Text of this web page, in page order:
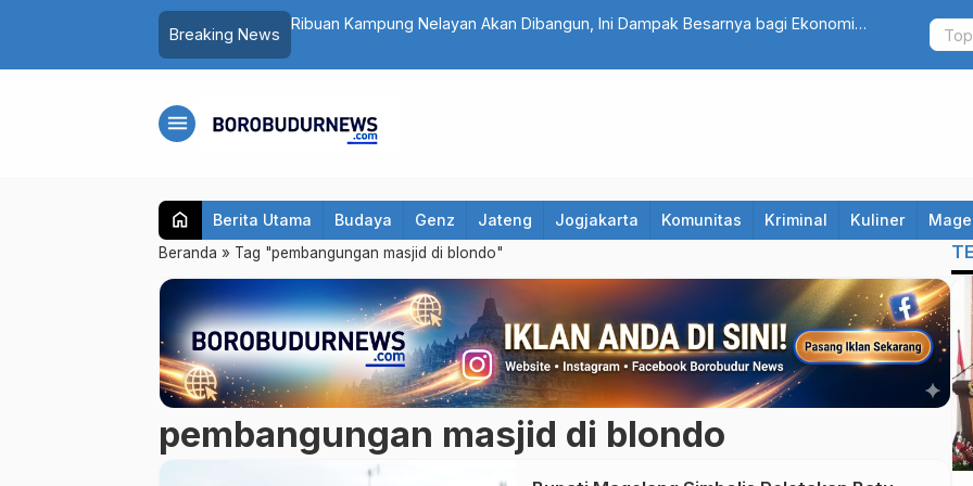
Breaking News
Bank Magelang Transformasi Jadi Perseroda, Perkuat Tata Kelola dan Layanan
Siaga
di
menu
home Berita Utama Budaya Genz Jateng Jogjakarta Komunitas Kriminal Kuliner
Beranda » Tag "pembangungan masjid di blondo"
pembangungan masjid di blondo